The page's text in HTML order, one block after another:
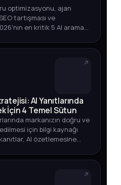
optimizasyonu, ajan
tartışması ve
en kritik 5 AI arama
AI Yanıtlarında
İçin 4 Temel Sütun
markanızın doğru ve
için bilgi kaynağı
AI özetlemesine